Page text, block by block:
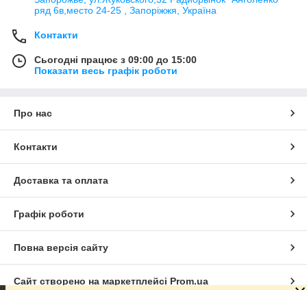
ряд 6в,место 24-25 , Запоріжжя, Україна
Контакти
Сьогодні працює з 09:00 до 15:00
Показати весь графік роботи
Про нас
Контакти
Доставка та оплата
Графік роботи
Повна версія сайту
Сайт створено на маркетплейсі Prom.ua